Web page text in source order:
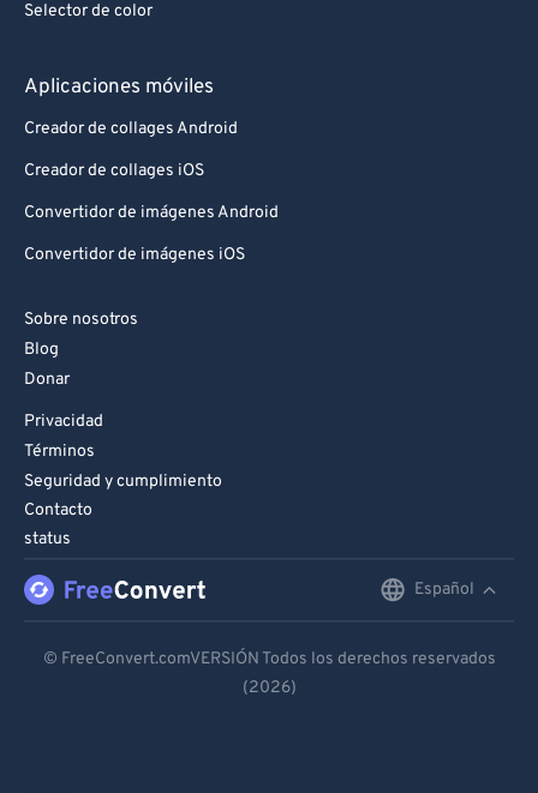
Selector de color
Aplicaciones móviles
Creador de collages Android
Creador de collages iOS
Convertidor de imágenes Android
Convertidor de imágenes iOS
Sobre nosotros
Blog
Donar
Privacidad
Términos
Seguridad y cumplimiento
Contacto
status
Español
Español
© FreeConvert.comVERSIÓN Todos los derechos reservados
(2026)